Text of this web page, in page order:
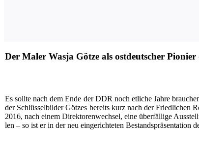
Der Maler Wasja Götze als ostdeutscher
Es soll­te nach dem Ende der DDR noch etli­che Jah­re
der Schlüs­sel­bil­der Göt­zes bereits kurz nach der Fried­li­chen
2016, nach einem Direk­to­ren­wech­sel, eine über­fäl­li­ge
len – so ist er in der neu ein­ge­rich­te­ten Bestands­prä­sen­ta­ti­on